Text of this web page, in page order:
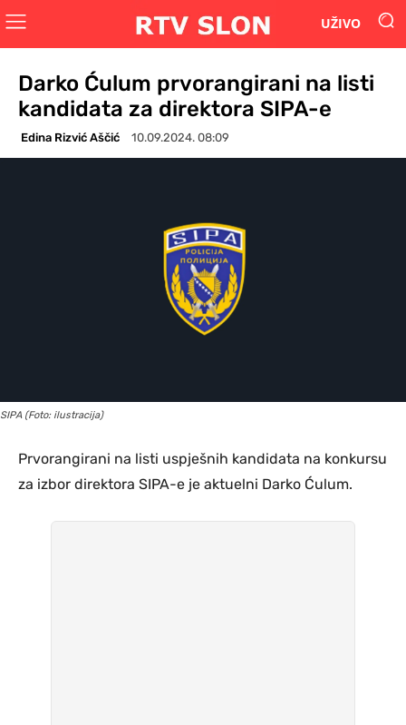
UŽIVO
Darko Ćulum prvorangirani na listi
kandidata za direktora SIPA-e
Edina Rizvić Aščić 10.09.2024. 08:09
SIPA (Foto: ilustracija)
Prvorangirani na listi uspješnih kandidata na konkursu
za izbor direktora SIPA-e je aktuelni Darko Ćulum.